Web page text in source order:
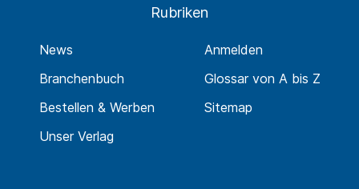
Rubriken
News
Branchenbuch
Bestellen & Werben
Unser Verlag
Anmelden
Glossar von A bis Z
Sitemap